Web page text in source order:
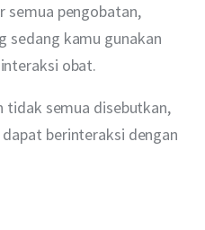
semua pengobatan,
sedang kamu gunakan
obat.
tidak semua disebutkan,
berinteraksi dengan